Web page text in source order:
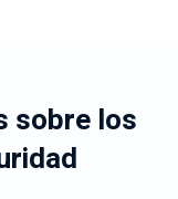
sobre los